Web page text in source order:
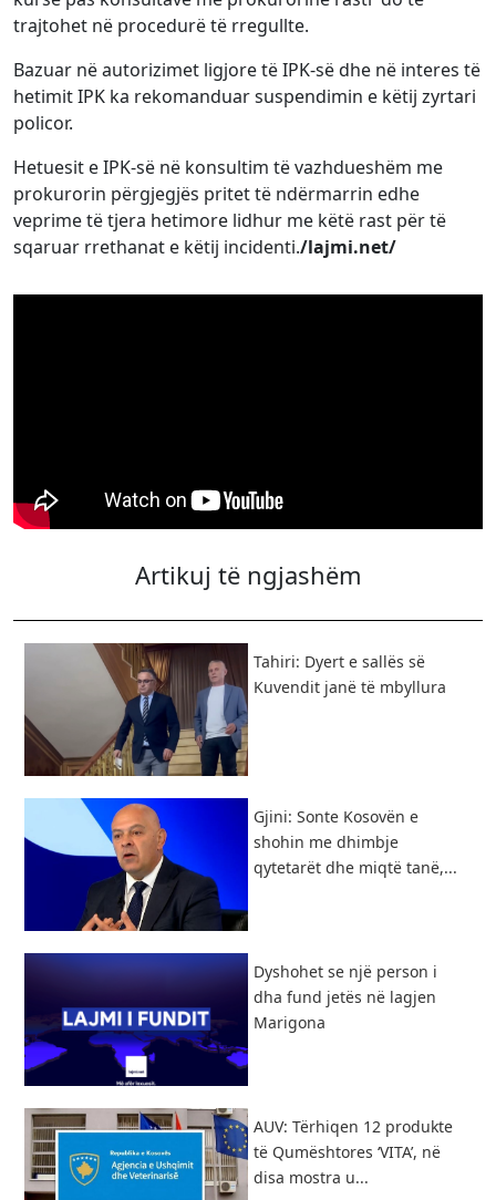
trajtohet në procedurë të rregullte.
Bazuar në autorizimet ligjore të IPK-së dhe në interes të
hetimit IPK ka rekomanduar suspendimin e këtij zyrtari
policor.
Hetuesit e IPK-së në konsultim të vazhdueshëm me
prokurorin përgjegjës pritet të ndërmarrin edhe
veprime të tjera hetimore lidhur me këtë rast për të
sqaruar rrethanat e këtij incidenti./lajmi.net/
Artikuj të ngjashëm
Tahiri: Dyert e sallës së
Kuvendit janë të mbyllura
Gjini: Sonte Kosovën e
shohin me dhimbje
qytetarët dhe miqtë tanë,...
Dyshohet se një person i
dha fund jetës në lagjen
Marigona
AUV: Tërhiqen 12 produkte
të Qumështores ‘VITA’, në
disa mostra u...